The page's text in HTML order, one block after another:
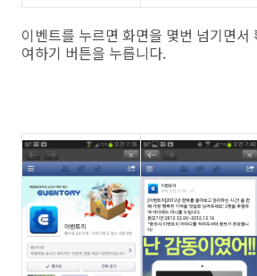
이벤트를 누르면 화면을 몇번 넘기면서
여하기 버튼을 누릅니다.